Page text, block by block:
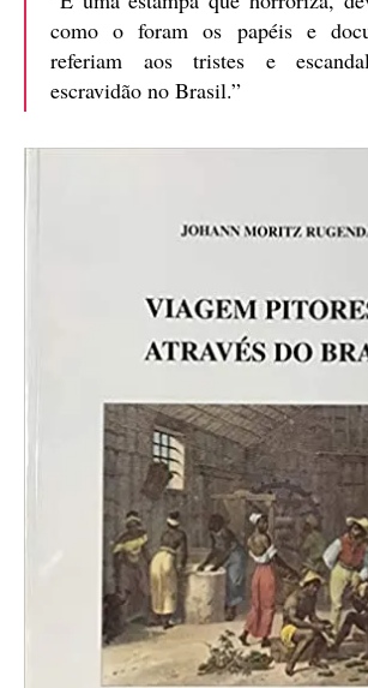
como o foram os papéis e
referiam aos tristes e
escravidão no Brasil.”